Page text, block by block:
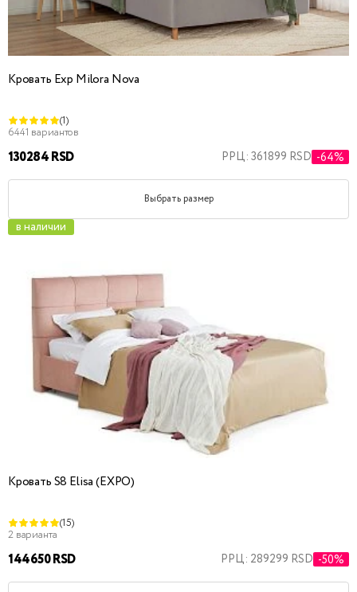
Кровать Exp Milora Nova
(1)
6441 вариантов
130284 RSD РРЦ: 361899 RSD -64%
Выбрать размер
в наличии
Кровать S8 Elisa (EXPO)
(15)
2 варианта
144650 RSD РРЦ: 289299 RSD -50%